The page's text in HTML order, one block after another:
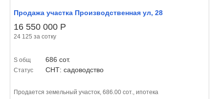
Продажа участка Производственная ул, 28
16 550 000 Р
24 125 за сотку
S общ 686 сот.
Статус СНТ: садоводство
Продается земельный участок, 686.00 сот., ипотека